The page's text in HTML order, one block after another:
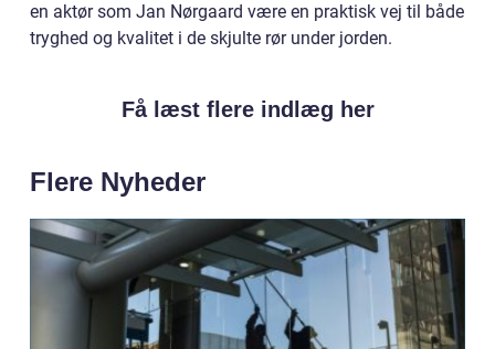
en aktør som Jan Nørgaard være en praktisk vej til både
tryghed og kvalitet i de skjulte rør under jorden.
Få læst flere indlæg her
Flere Nyheder